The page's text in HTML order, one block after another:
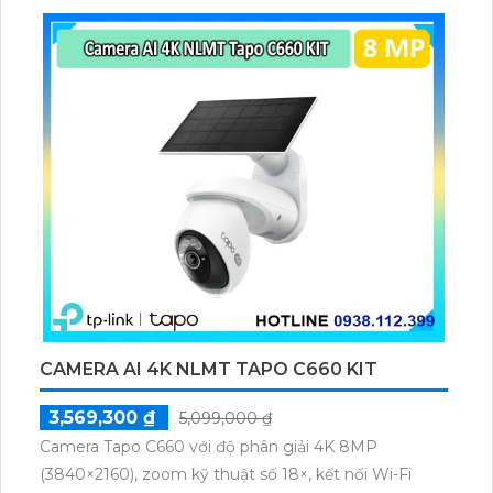
CAMERA AI 4K NLMT TAPO C660 KIT
3,569,300 ₫
5,099,000 ₫
Camera Tapo C660 với độ phân giải 4K 8MP
(3840×2160), zoom kỹ thuật số 18×, kết nối Wi-Fi